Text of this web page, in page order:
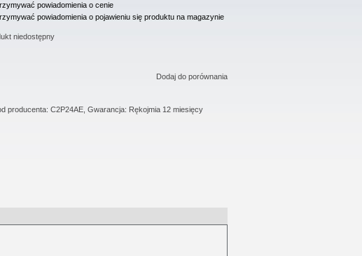
powiadomienia o cenie
powiadomienia o pojawieniu się produktu na magazynie
niedostępny
Dodaj do porównania
producenta: C2P24AE, Gwarancja: Rękojmia 12 miesięcy